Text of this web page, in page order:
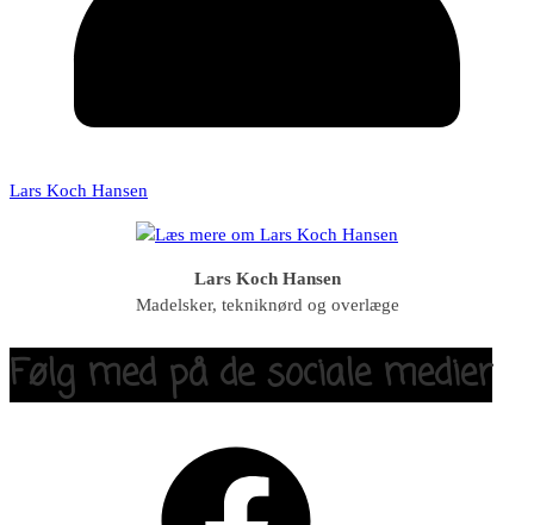
Lars Koch Hansen
Lars Koch Hansen
Madelsker, tekniknørd og overlæge
Følg med på de sociale medier